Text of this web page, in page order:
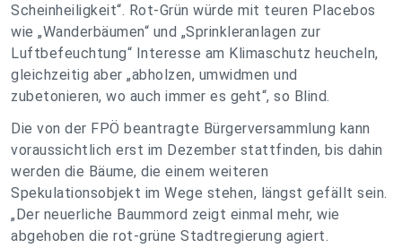
Scheinheiligkeit“. Rot-Grün würde mit teuren Placebos
wie „Wanderbäumen“ und „Sprinkleranlagen zur
Luftbefeuchtung“ Interesse am Klimaschutz heucheln,
gleichzeitig aber „abholzen, umwidmen und
zubetonieren, wo auch immer es geht“, so Blind.
Die von der FPÖ beantragte Bürgerversammlung kann
voraussichtlich erst im Dezember stattfinden, bis dahin
werden die Bäume, die einem weiteren
Spekulationsobjekt im Wege stehen, längst gefällt sein.
„Der neuerliche Baummord zeigt einmal mehr, wie
abgehoben die rot-grüne Stadtregierung agiert.